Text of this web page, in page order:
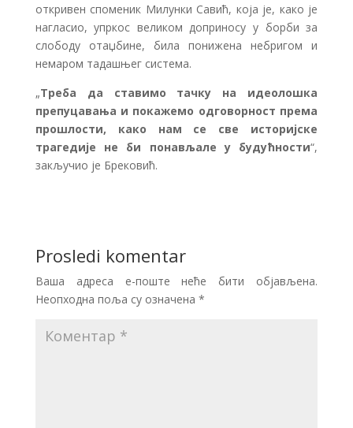
откривен споменик Милунки Савић, која је, како је
нагласио, упркос великом доприносу у борби за
слободу отаџбине, била понижена небригом и
немаром тадашњег система.
„Треба да ставимо тачку на идеолошка
препуцавања и покажемо одговорност према
прошлости, како нам се све историјске
трагедије не би понављале у будућности“,
закључио је Брековић.
Prosledi komentar
Ваша адреса е-поште неће бити објављена.
Неопходна поља су означена *